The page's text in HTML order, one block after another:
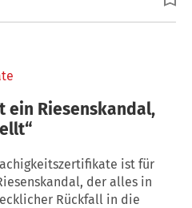
ein Riesenskandal,
ist für
der alles in
Rückfall in die